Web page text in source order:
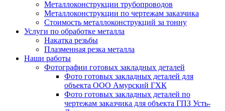
Металлоконструкции трубопроводов
Металлоконструкции по чертежам заказчика
Cтоимость металлоконструкций за тонну
Услуги по обработке металла
Накатка резьбы
Плазменная резка металла
Наши работы
Фотографии готовых закладных деталей
Фото готовых закладных деталей для
объекта ООО Амурский ГХК
Фото готовых закладных деталей по
чертежам заказчика для объекта ГПЗ Усть-